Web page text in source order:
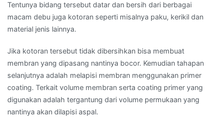
Tentunya bidang tersebut datar dan bersih dari berbagai
macam debu juga kotoran seperti misalnya paku, kerikil dan
material jenis lainnya.
Jika kotoran tersebut tidak dibersihkan bisa membuat
membran yang dipasang nantinya bocor. Kemudian tahapan
selanjutnya adalah melapisi membran menggunakan primer
coating. Terkait volume membran serta coating primer yang
digunakan adalah tergantung dari volume permukaan yang
nantinya akan dilapisi aspal.